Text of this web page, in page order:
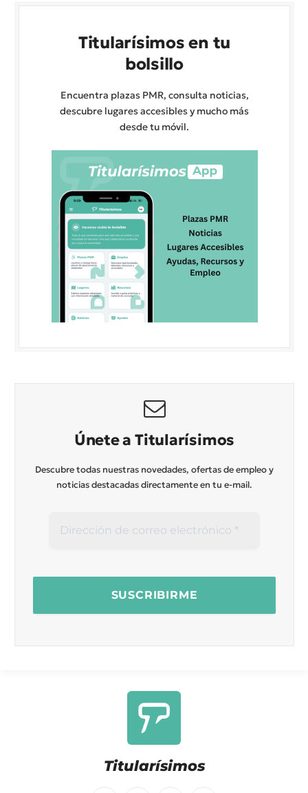
Titularísimos en tu
bolsillo
Encuentra plazas PMR, consulta noticias,
descubre lugares accesibles y mucho más
desde tu móvil.
Únete a Titularísimos
Descubre todas nuestras novedades, ofertas de empleo y
noticias destacadas directamente en tu e-mail.
Titularísimos